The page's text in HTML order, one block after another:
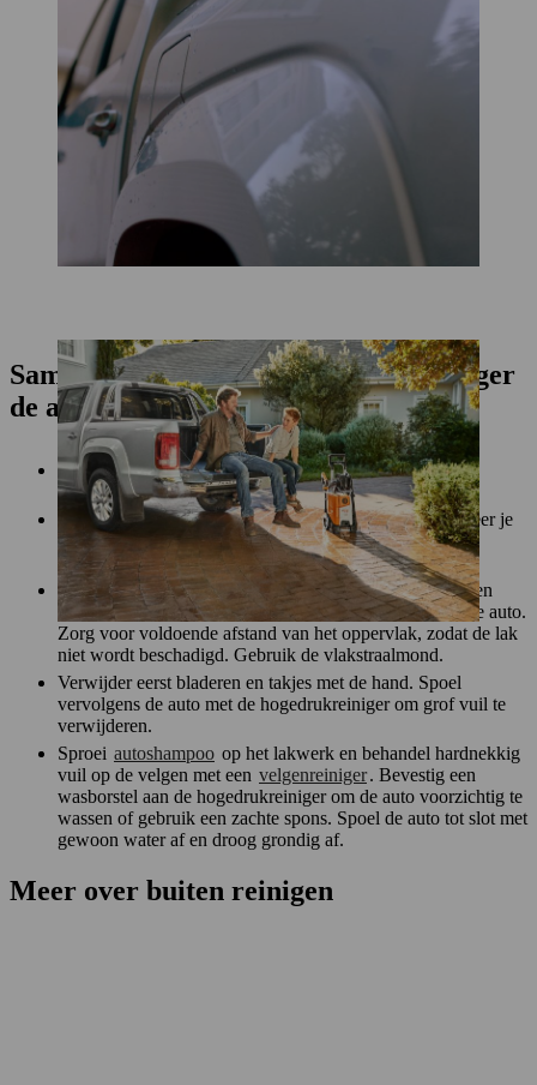
Samenvatting: met een hogedrukreiniger
de auto wassen
Je kan je auto moeiteloos en efficiënt wassen met een
hogedrukreiniger
Draag altijd
persoonlijke beschermingsmiddelenwanneer je
aan het werk bent, zoals aangegeven in de
gebruiksaanwijzing
Stel bij het wassen van je auto je hogedrukreiniger op een
lage druk in en richt onder een lichte schuine hoek op de auto.
Zorg voor voldoende afstand van het oppervlak, zodat de lak
niet wordt beschadigd. Gebruik de vlakstraalmond.
Verwijder eerst bladeren en takjes met de hand. Spoel
vervolgens de auto met de hogedrukreiniger om grof vuil te
verwijderen.
Sproei autoshampoo op het lakwerk en behandel hardnekkig
vuil op de velgen met een velgenreiniger. Bevestig een
wasborstel aan de hogedrukreiniger om de auto voorzichtig te
wassen of gebruik een zachte spons. Spoel de auto tot slot met
gewoon water af en droog grondig af.
Meer over buiten reinigen